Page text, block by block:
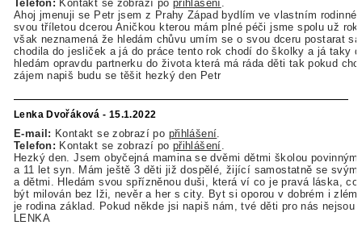
Telefon: Kontakt se zobrazí po přihlášení
Ahoj jmenuji se Petr jsem z Prahy Západ bydlím ve vlastním
svou tříletou dcerou Aničkou kterou mám plné péči jsme spolu už rok
však neznamená že hledám chůvu umím se o svou dceru postarat
chodila do jesliček a já do práce tento rok chodí do školky a já taky
hledám opravdu partnerku do života která má ráda děti tak pokud
zájem napiš budu se těšit hezký den Petr
Lenka Dvořáková - 15.1.2022
E-mail: Kontakt se zobrazí po přihlášení
Telefon: Kontakt se zobrazí po přihlášení
Hezký den. Jsem obyčejná mamina se dvěmi dětmi školou
a 11 let syn. Mám ještě 3 děti již dospělé, žijící samostatně se
a dětmi. Hledám svou spřízněnou duši, která ví co je pravá láska, co
být milován bez lži, nevěr a her s city. Byt si oporou v dobrém i
je rodina základ. Pokud někde jsi napiš nám, tvé děti pro nás nejsou
LENKA